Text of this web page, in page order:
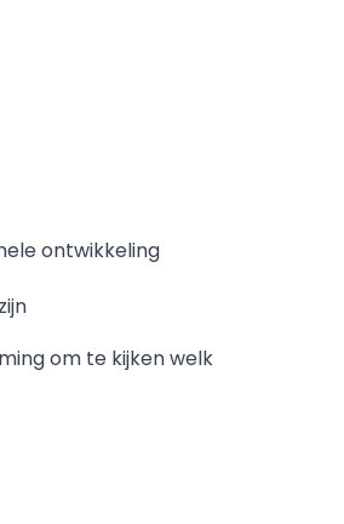
ontwikkeling
om te kijken welk